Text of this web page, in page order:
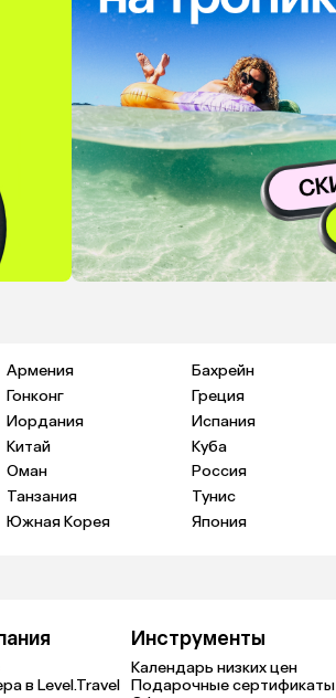
Армения Бахрейн
Гонконг Греция
Иордания Испания
Китай Куба
Оман Россия
Танзания Тунис
Южная Корея Япония
в Level.Travel
Инструменты
Календарь низких цен
Подарочные сертификаты